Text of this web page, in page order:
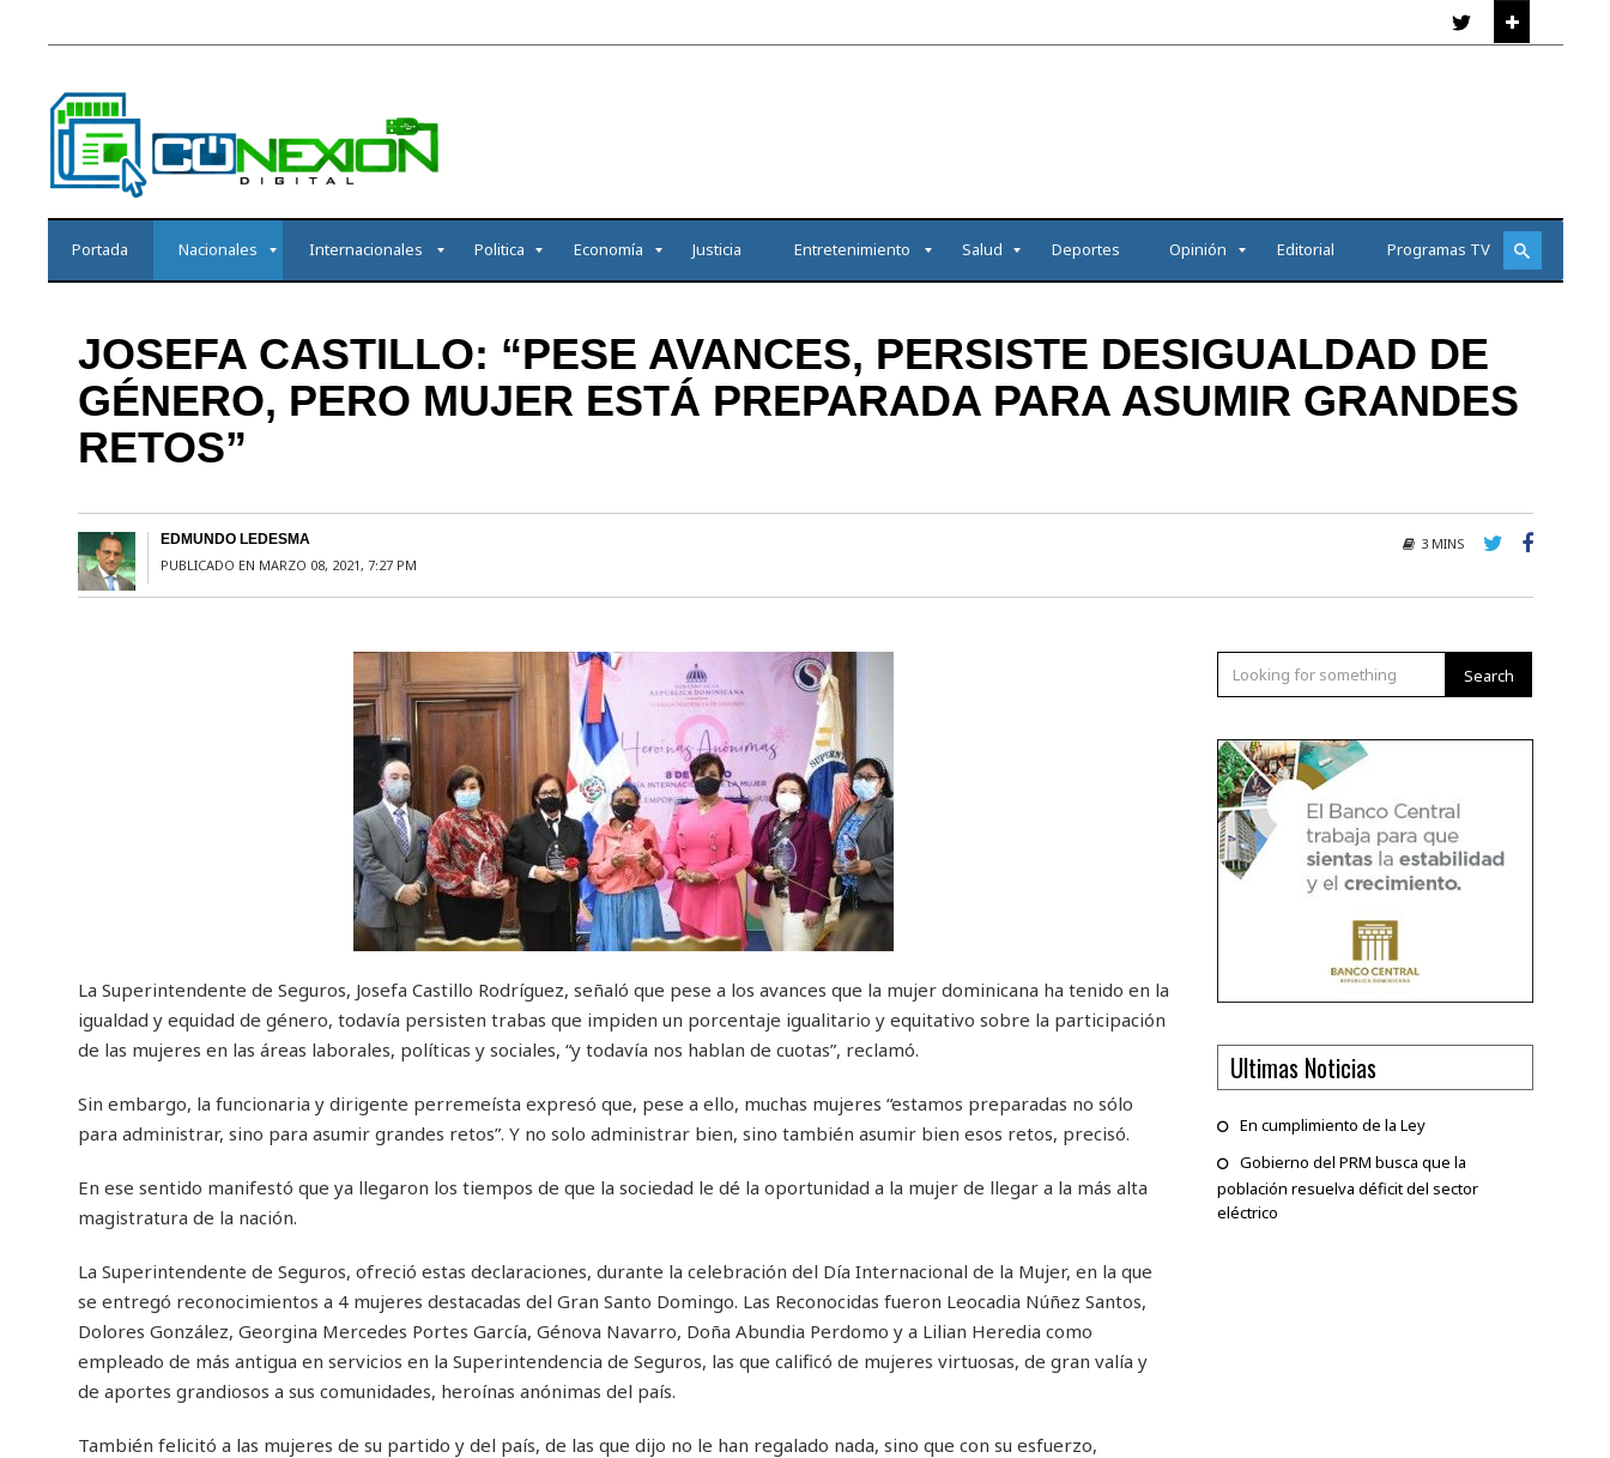
Portada Nacionales Internacionales Politica Economía Justicia Entretenimiento Salud Deportes Opinión Editorial Programas TV
JOSEFA CASTILLO: “PESE AVANCES, PERSISTE DESIGUALDAD DE
GÉNERO, PERO MUJER ESTÁ PREPARADA PARA ASUMIR GRANDES
RETOS”
EDMUNDO LEDESMA
PUBLICADO EN MARZO 08, 2021, 7:27 PM
3 MINS
La Superintendente de Seguros, Josefa Castillo Rodríguez, señaló que pese a los avances que la mujer dominicana ha tenido en la
igualdad y equidad de género, todavía persisten trabas que impiden un porcentaje igualitario y equitativo sobre la participación
de las mujeres en las áreas laborales, políticas y sociales, “y todavía nos hablan de cuotas”, reclamó.
Sin embargo, la funcionaria y dirigente perremeísta expresó que, pese a ello, muchas mujeres “estamos preparadas no sólo
para administrar, sino para asumir grandes retos”. Y no solo administrar bien, sino también asumir bien esos retos, precisó.
En ese sentido manifestó que ya llegaron los tiempos de que la sociedad le dé la oportunidad a la mujer de llegar a la más alta
magistratura de la nación.
La Superintendente de Seguros, ofreció estas declaraciones, durante la celebración del Día Internacional de la Mujer, en la que
se entregó reconocimientos a 4 mujeres destacadas del Gran Santo Domingo. Las Reconocidas fueron Leocadia Núñez Santos,
Dolores González, Georgina Mercedes Portes García, Génova Navarro, Doña Abundia Perdomo y a Lilian Heredia como
empleado de más antigua en servicios en la Superintendencia de Seguros, las que calificó de mujeres virtuosas, de gran valía y
de aportes grandiosos a sus comunidades, heroínas anónimas del país.
También felicitó a las mujeres de su partido y del país, de las que dijo no le han regalado nada, sino que con su esfuerzo,
Search
Ultimas Noticias
En cumplimiento de la Ley
Gobierno del PRM busca que la
población resuelva déficit del sector
eléctrico